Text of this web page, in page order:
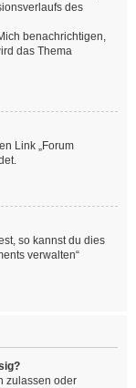
des
benachrichtigen,
das Thema
Link „Forum
so kannst du dies
verwalten“
zulassen oder